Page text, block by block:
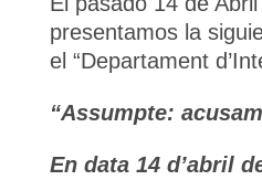
presentamos la
el “Departament
“Assumpte:
En data 14 d’abril